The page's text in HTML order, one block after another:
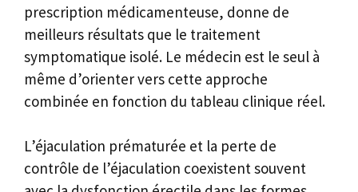
prescription médicamenteuse, donne de
meilleurs résultats que le traitement
symptomatique isolé. Le médecin est le seul à
même d’orienter vers cette approche
combinée en fonction du tableau clinique réel.
L’éjaculation prématurée et la perte de
contrôle de l’éjaculation coexistent souvent